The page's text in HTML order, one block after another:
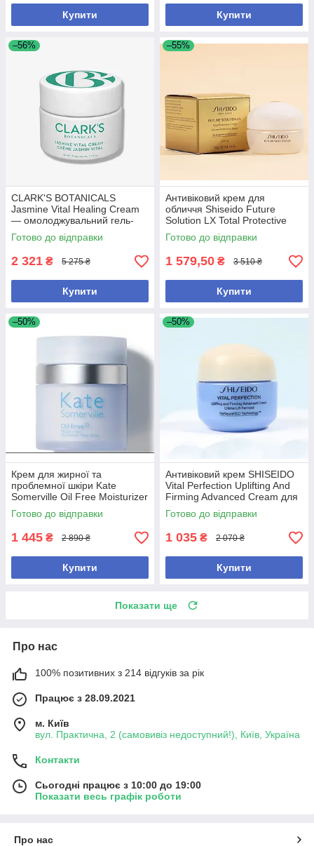
Купити Купити
–56%
CLARK'S BOTANICALS
Jasmine Vital Healing Cream
— омолоджувальний гель-
крем для обличчя з
жасмином 50 мл
Готово до відправки
2 321 ₴ 5 275 ₴
Купити
–55%
Антивіковий крем для
обличчя Shiseido Future
Solution LX Total Protective
Cream SPF 20, 15ml
Готово до відправки
1 579,50 ₴ 3 510 ₴
Купити
–50%
Крем для жирної та
проблемної шкіри Kate
Somerville Oil Free Moisturizer
50 ml
Готово до відправки
1 445 ₴ 2 890 ₴
Купити
–50%
Антивіковий крем SHISEIDO
Vital Perfection Uplifting And
Firming Advanced Cream для
пружності та сяйва шкіри, 15
мл
Готово до відправки
1 035 ₴ 2 070 ₴
Купити
Показати ще
Про нас
100% позитивних з 214 відгуків за рік
Працює з 28.09.2021
м. Київ
вул. Практична, 2 (самовивіз недоступний!), Київ, Україна
Контакти
Сьогодні працює з 10:00 до 19:00
Показати весь графік роботи
Про нас